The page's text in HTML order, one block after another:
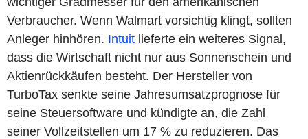
Verbraucher. Wenn Walmart vorsichtig klingt, sollten
Anleger hinhören. Intuit lieferte ein weiteres Signal,
dass die Wirtschaft nicht nur aus Sonnenschein und
Aktienrückkäufen besteht. Der Hersteller von
TurboTax senkte seine Jahresumsatzprognose für
seine Steuersoftware und kündigte an, die Zahl
seiner Vollzeitstellen um 17 % zu reduzieren. Das